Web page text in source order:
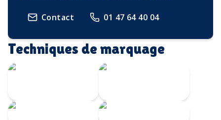
Contact 01 47 64 40 04
Techniques de marquage